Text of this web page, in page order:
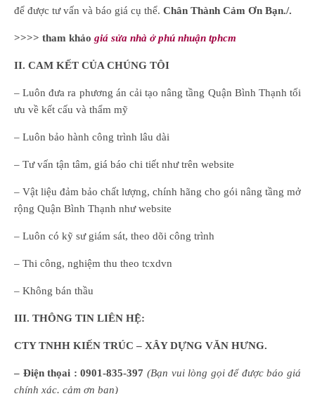
để được tư vấn và báo giá cụ thể. Chân Thành Cảm Ơn Bạn./.
>>>> tham khảo giá sửa nhà ở phú nhuận tphcm
II. CAM KẾT CỦA CHÚNG TÔI
– Luôn đưa ra phương án cải tạo nâng tầng Quận Bình Thạnh tối
ưu về kết cấu và thẩm mỹ
– Luôn bảo hành công trình lâu dài
– Tư vấn tận tâm, giá báo chi tiết như trên website
– Vật liệu đảm bảo chất lượng, chính hãng cho gói nâng tầng mở
rộng Quận Bình Thạnh như website
– Luôn có kỹ sư giám sát, theo dõi công trình
– Thi công, nghiệm thu theo tcxdvn
– Không bán thầu
III. THÔNG TIN LIÊN HỆ:
CTY TNHH KIẾN TRÚC – XÂY DỰNG VĂN HƯNG.
– Điện thọai : 0901-835-397 (Bạn vui lòng gọi để được báo giá
chính xác. cảm ơn bạn)